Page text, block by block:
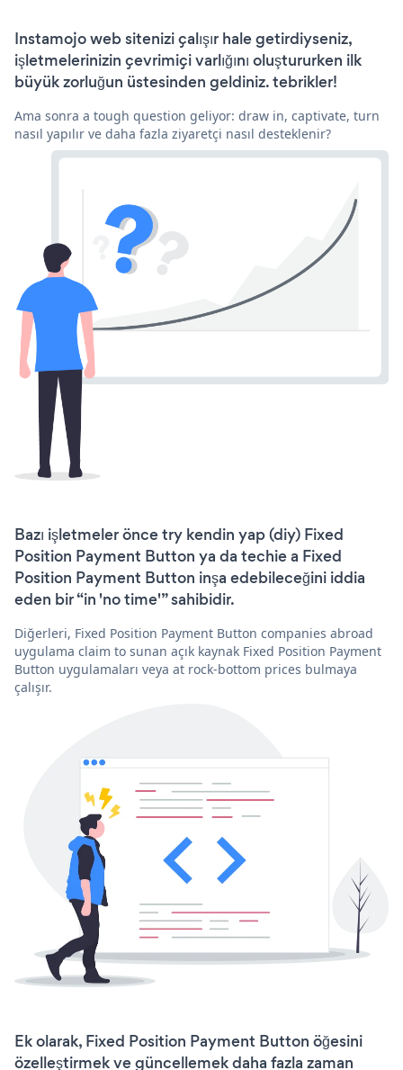
Instamojo web sitenizi çalışır hale getirdiyseniz,
işletmelerinizin çevrimiçi varlığını oluştururken ilk
büyük zorluğun üstesinden geldiniz. tebrikler!
Ama sonra a tough question geliyor: draw in, captivate, turn
nasıl yapılır ve daha fazla ziyaretçi nasıl desteklenir?
Bazı işletmeler önce try kendin yap (diy) Fixed
Position Payment Button ya da techie a Fixed
Position Payment Button inşa edebileceğini iddia
eden bir “in 'no time'” sahibidir.
Diğerleri, Fixed Position Payment Button companies abroad
uygulama claim to sunan açık kaynak Fixed Position Payment
Button uygulamaları veya at rock-bottom prices bulmaya
çalışır.
Ek olarak, Fixed Position Payment Button öğesini
özelleştirmek ve güncellemek daha fazla zaman